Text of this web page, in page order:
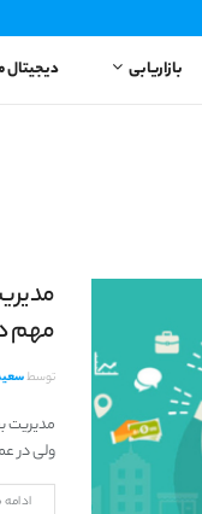
بازاریابی دیجیتال
مهم
توسط
مدیریت
ولی در